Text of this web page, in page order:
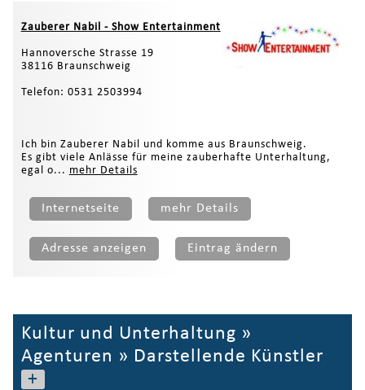
Zauberer Nabil - Show Entertainment
Hannoversche Strasse 19
38116 Braunschweig
Telefon: 0531 2503994
Ich bin Zauberer Nabil und komme aus Braunschweig.
Es gibt viele Anlässe für meine zauberhafte Unterhaltung,
egal o... mehr Details
Internetseite mehr Details
Adresse anzeigen Eintrag ändern
Kultur und Unterhaltung »
Agenturen » Darstellende Künstler
+